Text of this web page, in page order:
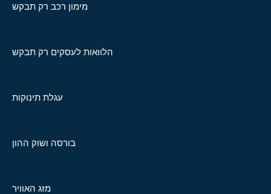
מימון רכב רק תבקש
הלוואות לעסקים רק תבקש
עגלת תינוקות
בורסה ושוק ההון
מזג האוויר